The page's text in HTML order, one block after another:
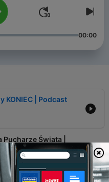
00:00
KONIEC | Podcast
Świata |
rower MTB w